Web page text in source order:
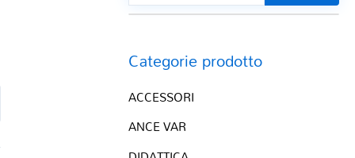
Categorie prodotto
ACCESSORI
ANCE VAR